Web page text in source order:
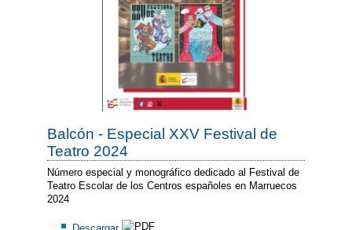
Balcón - Especial XXV Festival de
Teatro 2024
Número especial y monográfico dedicado al Festival de
Teatro Escolar de los Centros españoles en Marruecos
2024